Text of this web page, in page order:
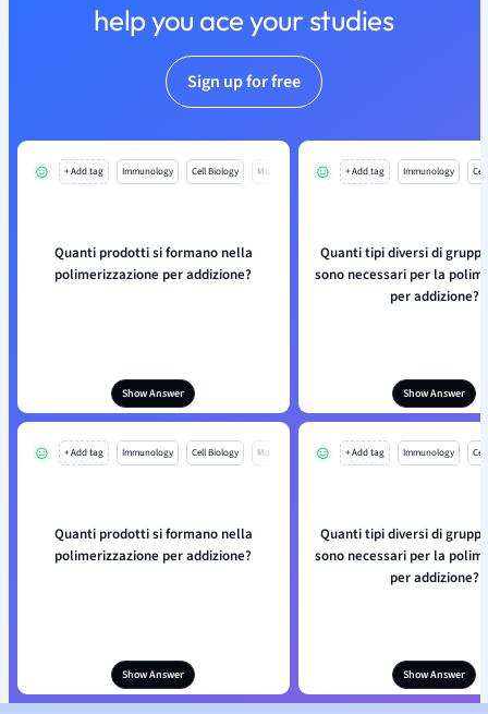
help you ace your studies
Sign up for free
+ Add tag Immunology Cell Biology Mo
Quanti prodotti si formano nella
polimerizzazione per addizione?
Show Answer
+ Add tag Immunology
Quanti tipi diversi di
sono necessari per la
per addizione?
Show Answer
+ Add tag Immunology Cell Biology Mo
Quanti prodotti si formano nella
polimerizzazione per addizione?
Show Answer
+ Add tag Immunology
Quanti tipi diversi di
sono necessari per la
per addizione?
Show Answer